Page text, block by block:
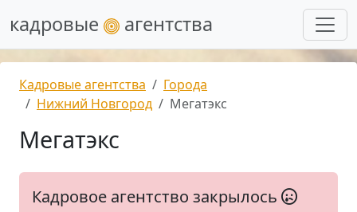
кадровые агентства
Кадровые агентства
Города
Нижний Новгород
Мегатэкс
Мегатэкс
Кадровое агентство закрылось